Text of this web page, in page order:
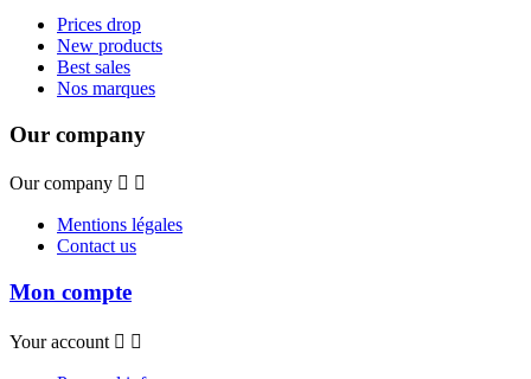
Prices drop
New products
Best sales
Nos marques
Our company
Our company  
Mentions légales
Contact us
Mon compte
Your account  